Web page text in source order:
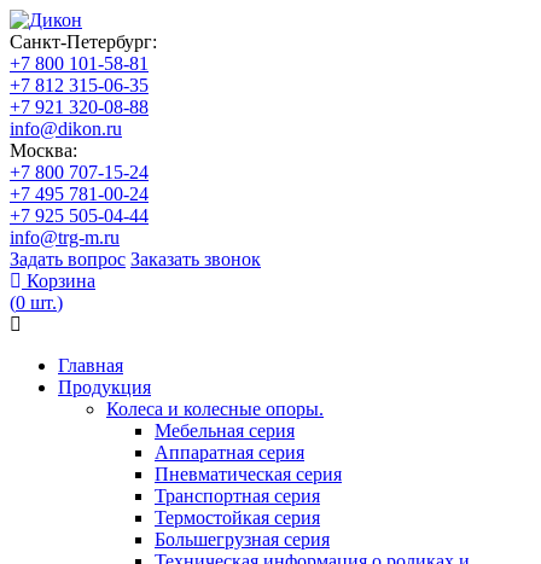
Санкт-Петербург:
+7 800 101-58-81
+7 812 315-06-35
+7 921 320-08-88
info@dikon.ru
Москва:
+7 800 707-15-24
+7 495 781-00-24
+7 925 505-04-44
info@trg-m.ru
Задать вопрос Заказать звонок
Корзина
(0 шт.)
Главная
Продукция
Колеса и колесные опоры.
Мебельная серия
Аппаратная серия
Пневматическая серия
Транспортная серия
Термостойкая серия
Большегрузная серия